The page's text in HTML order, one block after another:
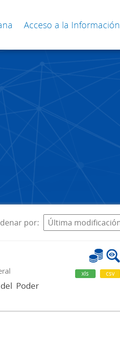
Acceso a la Información
por
Poder
xls csv